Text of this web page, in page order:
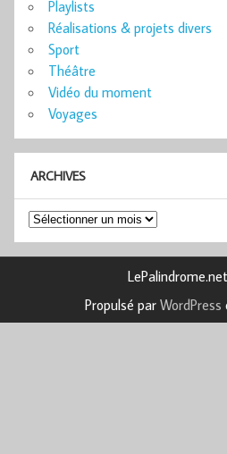
Playlists
Réalisations & projets divers
Sport
Théâtre
Vidéo du moment
Voyages
ARCHIVES
Archives
Propulsé par WordPress